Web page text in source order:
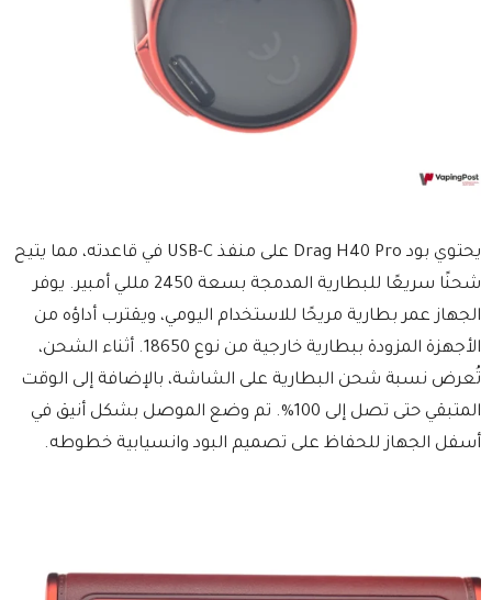
يحتوي بود Drag H40 Pro على منفذ USB-C في قاعدته، مما يتيح
شحنًا سريعًا للبطارية المدمجة بسعة 2450 مللي أمبير. يوفر
الجهاز عمر بطارية مريحًا للاستخدام اليومي، ويقترب أداؤه من
الأجهزة المزودة ببطارية خارجية من نوع 18650. أثناء الشحن،
تُعرض نسبة شحن البطارية على الشاشة، بالإضافة إلى الوقت
المتبقي حتى تصل إلى 100%. تم وضع الموصل بشكل أنيق في
أسفل الجهاز للحفاظ على تصميم البود وانسيابية خطوطه.